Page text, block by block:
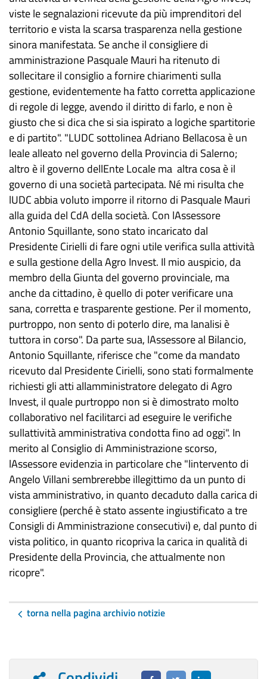
viste le segnalazioni ricevute da più imprenditori del
territorio e vista la scarsa trasparenza nella gestione
sinora manifestata. Se anche il consigliere di
amministrazione Pasquale Mauri ha ritenuto di
sollecitare il consiglio a fornire chiarimenti sulla
gestione, evidentemente ha fatto corretta applicazione
di regole di legge, avendo il diritto di farlo, e non è
giusto che si dica che si sia ispirato a logiche spartitorie
e di partito". "LUDC sottolinea Adriano Bellacosa è un
leale alleato nel governo della Provincia di Salerno;
altro è il governo dellEnte Locale ma altra cosa è il
governo di una società partecipata. Né mi risulta che
lUDC abbia voluto imporre il ritorno di Pasquale Mauri
alla guida del CdA della società. Con lAssessore
Antonio Squillante, sono stato incaricato dal
Presidente Cirielli di fare ogni utile verifica sulla attività
e sulla gestione della Agro Invest. Il mio auspicio, da
membro della Giunta del governo provinciale, ma
anche da cittadino, è quello di poter verificare una
sana, corretta e trasparente gestione. Per il momento,
purtroppo, non sento di poterlo dire, ma lanalisi è
tuttora in corso". Da parte sua, lAssessore al Bilancio,
Antonio Squillante, riferisce che "come da mandato
ricevuto dal Presidente Cirielli, sono stati formalmente
richiesti gli atti allamministratore delegato di Agro
Invest, il quale purtroppo non si è dimostrato molto
collaborativo nel facilitarci ad eseguire le verifiche
sullattività amministrativa condotta fino ad oggi". In
merito al Consiglio di Amministrazione scorso,
lAssessore evidenzia in particolare che "lintervento di
Angelo Villani sembrerebbe illegittimo da un punto di
vista amministrativo, in quanto decaduto dalla carica di
consigliere (perché è stato assente ingiustificato a tre
Consigli di Amministrazione consecutivi) e, dal punto di
vista politico, in quanto ricopriva la carica in qualità di
Presidente della Provincia, che attualmente non
ricopre".
torna nella pagina archivio notizie